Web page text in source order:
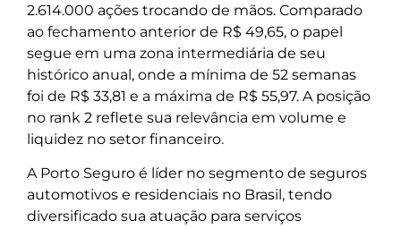
2.614.000 ações trocando de mãos. Comparado
ao fechamento anterior de R$ 49,65, o papel
segue em uma zona intermediária de seu
histórico anual, onde a mínima de 52 semanas
foi de R$ 33,81 e a máxima de R$ 55,97. A posição
no rank 2 reflete sua relevância em volume e
liquidez no setor financeiro.
A Porto Seguro é líder no segmento de seguros
automotivos e residenciais no Brasil, tendo
diversificado sua atuação para serviços